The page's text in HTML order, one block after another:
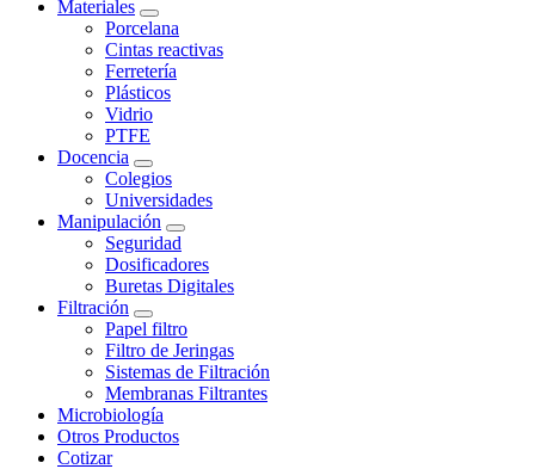
Materiales
Porcelana
Cintas reactivas
Ferretería
Plásticos
Vidrio
PTFE
Docencia
Colegios
Universidades
Manipulación
Seguridad
Dosificadores
Buretas Digitales
Filtración
Papel filtro
Filtro de Jeringas
Sistemas de Filtración
Membranas Filtrantes
Microbiología
Otros Productos
Cotizar